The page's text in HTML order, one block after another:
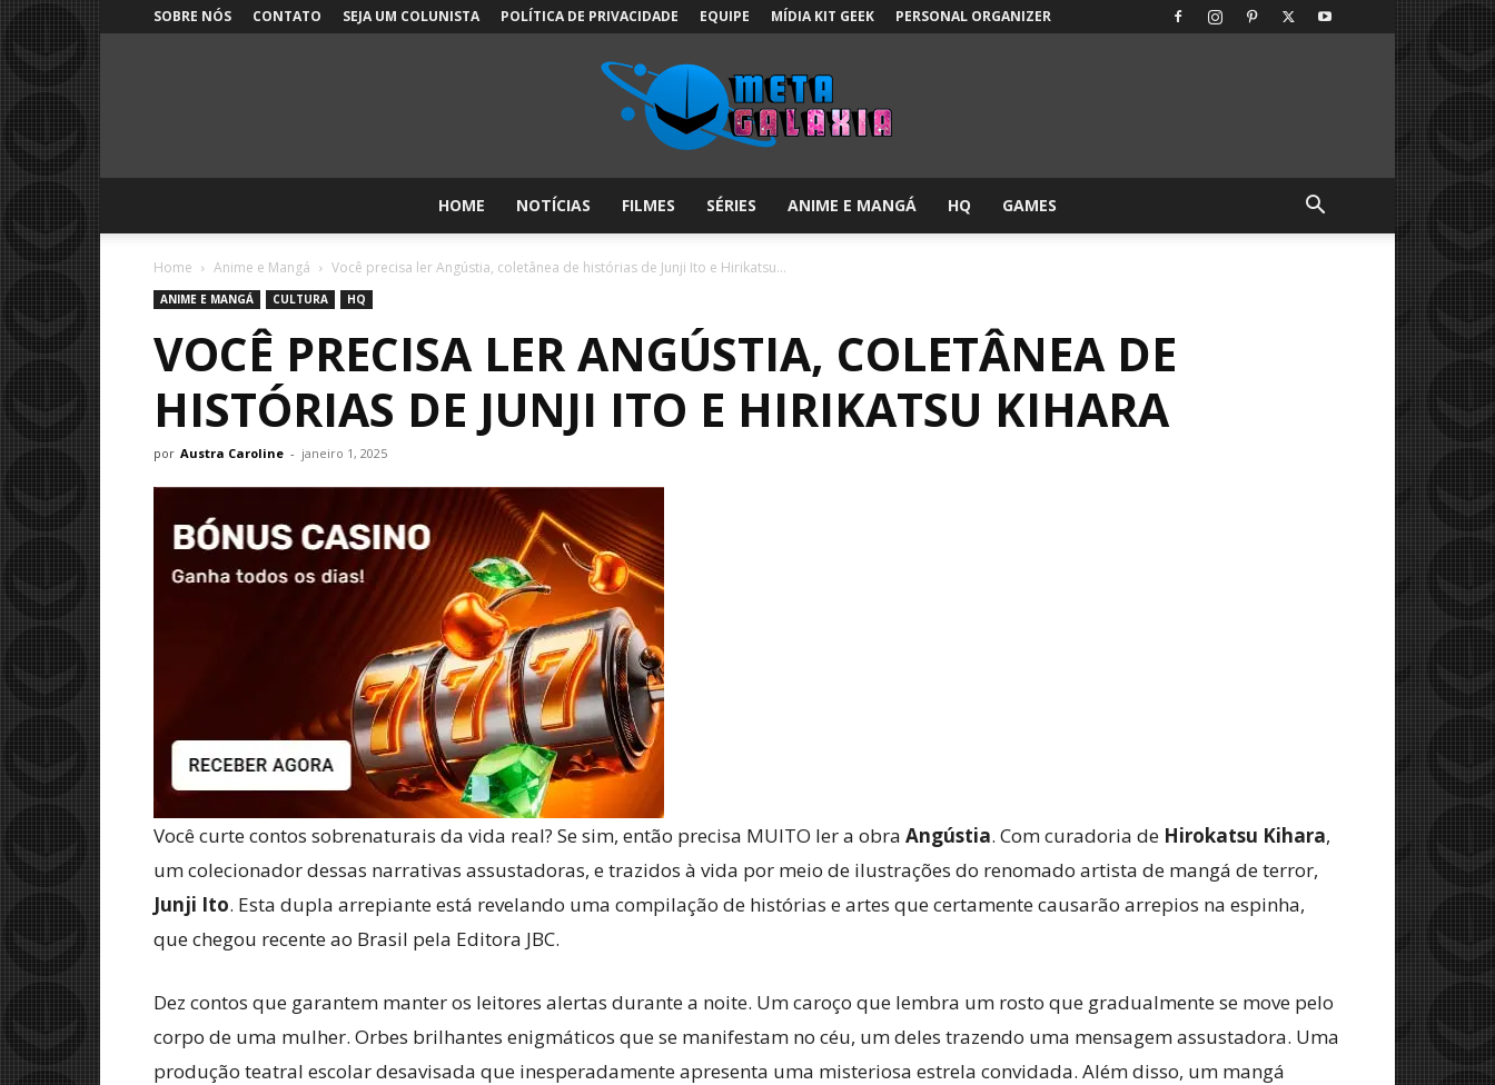
SOBRE NÓS CONTATO SEJA UM COLUNISTA POLÍTICA DE PRIVACIDADE EQUIPE MÍDIA KIT GEEK PERSONAL ORGANIZER
Galáxia:
HOME NOTÍCIAS FILMES SÉRIES ANIME E MANGÁ HQ GAMES
Home Anime e Mangá Você precisa ler Angústia, coletânea de histórias de Junji Ito e Hirikatsu...
ANIME E MANGÁ CULTURA HQ
VOCÊ PRECISA LER ANGÚSTIA, COLETÂNEA DE
HISTÓRIAS DE JUNJI ITO E HIRIKATSU KIHARA
por Austra Caroline - janeiro 1, 2025
Você curte contos sobrenaturais da vida real? Se sim, então precisa MUITO ler a obra Angústia. Com curadoria de Hirokatsu Kihara,
um colecionador dessas narrativas assustadoras, e trazidos à vida por meio de ilustrações do renomado artista de mangá de terror,
Junji Ito. Esta dupla arrepiante está revelando uma compilação de histórias e artes que certamente causarão arrepios na espinha,
que chegou recente ao Brasil pela Editora JBC.
Dez contos que garantem manter os leitores alertas durante a noite. Um caroço que lembra um rosto que gradualmente se move pelo
corpo de uma mulher. Orbes brilhantes enigmáticos que se manifestam no céu, um deles trazendo uma mensagem assustadora. Uma
produção teatral escolar desavisada que inesperadamente apresenta uma misteriosa estrela convidada. Além disso, um mangá